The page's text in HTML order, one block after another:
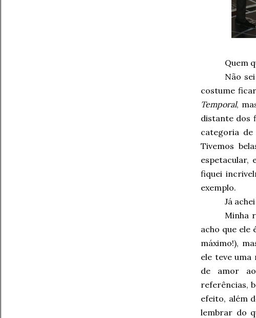
Quem
Não
costume
Temporal,
distante dos
categoria de
Tivemos
espetacular,
fiquei
exemplo.
Já
Minha
acho que ele
máximo!),
ele teve uma
de amor
referências,
efeito, além
lembrar do